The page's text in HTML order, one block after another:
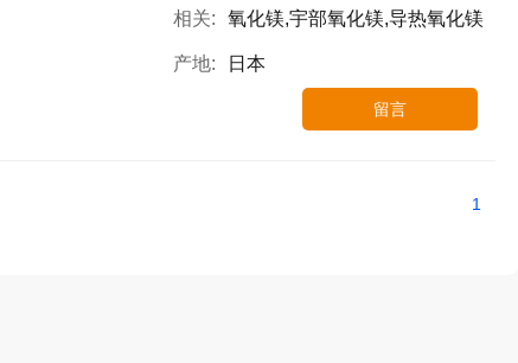
相关: 氧化镁,宇部氧化镁,导热氧化镁
产地: 日本
留言
1